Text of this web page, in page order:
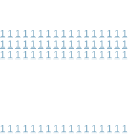
1 1 1 1 1 1 1 1 1 1 1 1 1 1 1 1 1
1 1 1 1 1 1 1 1 1 1 1 1 1 1 1 1 1
1 1 1 1 1 1 1 1 1 1 1 1 1 1 1 1 1
1 1 1 1 1 1 1 1 1 1 1 1 1 1 1 1 1